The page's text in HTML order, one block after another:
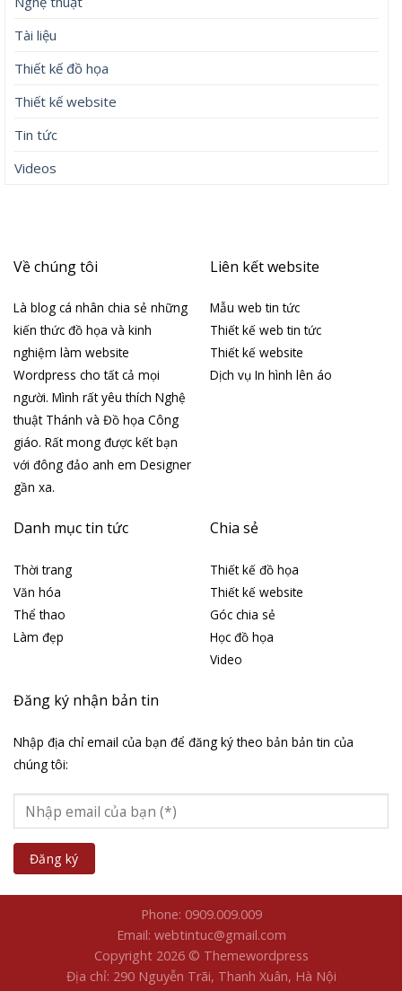
Tài liệu
Thiết kế đồ họa
Thiết kế website
Tin tức
Videos
Về chúng tôi
Là blog cá nhân chia sẻ những
kiến thức đồ họa và kinh
nghiệm làm website
Wordpress cho tất cả mọi
người. Mình rất yêu thích Nghệ
thuật Thánh và Đồ họa Công
giáo. Rất mong được kết bạn
với đông đảo anh em Designer
gần xa.
Liên kết website
Mẫu web tin tức
Thiết kế web tin tức
Thiết kế website
Dịch vụ In hình lên áo
Danh mục tin tức
Thời trang
Văn hóa
Thể thao
Làm đẹp
Chia sẻ
Thiết kế đồ họa
Thiết kế website
Góc chia sẻ
Học đồ họa
Video
Đăng ký nhận bản tin
Nhập địa chỉ email của bạn để đăng ký theo bản bản tin của
chúng tôi:
Phone: 0909.009.009
Email: webtintuc@gmail.com
Copyright 2026 © Themewordpress
Địa chỉ: 290 Nguyễn Trãi, Thanh Xuân, Hà Nội